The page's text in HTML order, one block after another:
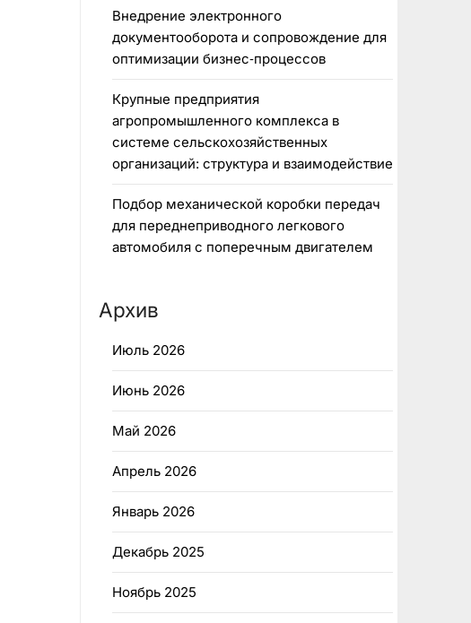
Внедрение электронного
документооборота и сопровождение для
оптимизации бизнес‑процессов
Крупные предприятия
агропромышленного комплекса в
системе сельскохозяйственных
организаций: структура и взаимодействие
Подбор механической коробки передач
для переднеприводного легкового
автомобиля с поперечным двигателем
Архив
Июль 2026
Июнь 2026
Май 2026
Апрель 2026
Январь 2026
Декабрь 2025
Ноябрь 2025